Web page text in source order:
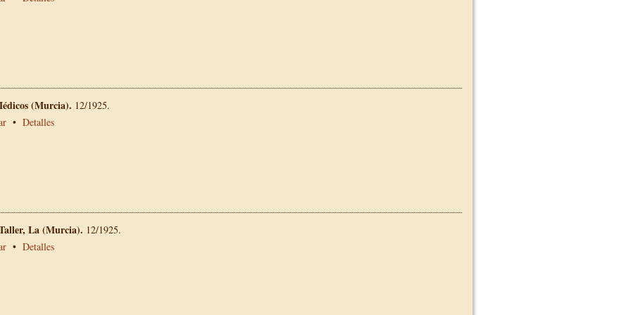
(Murcia). 12/1925.
• Detalles
La (Murcia). 12/1925.
• Detalles